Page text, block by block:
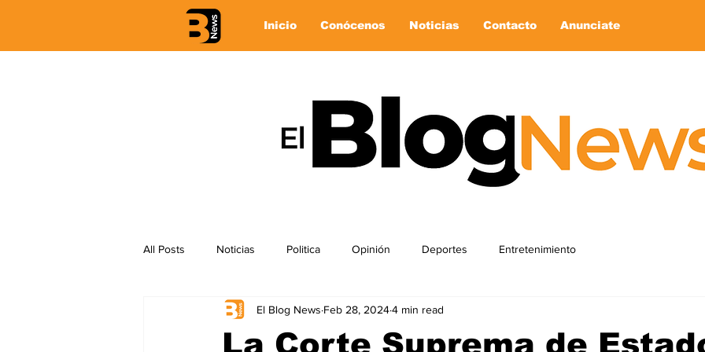
Inicio Conócenos Noticias Contacto Anunciate
All Posts Noticias Politica Opinión Deportes Entretenimiento
La Corte Suprema de
El Blog News Feb 28, 20244 min read